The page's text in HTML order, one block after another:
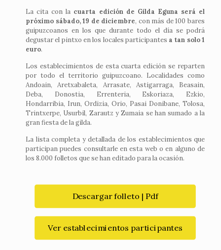
La cita con la cuarta edición de Gilda Eguna será el
próximo sábado, 19 de diciembre, con más de 100 bares
guipuzcoanos en los que durante todo el día se podrá
degustar el pintxo en los locales participantes a tan solo 1
euro.
Los establecimientos de esta cuarta edición se reparten
por todo el territorio guipuzcoano. Localidades como
Andoain, Aretxabaleta, Arrasate, Astigarraga, Beasain,
Deba, Donostia, Errenteria, Eskoriaza, Ezkio,
Hondarribia, Irun, Ordizia, Orio, Pasai Donibane, Tolosa,
Trintxerpe, Usurbil, Zarautz y Zumaia se han sumado a la
gran fiesta de la gilda.
La lista completa y detallada de los establecimientos que
participan puedes consultarle en esta web o en alguno de
los 8.000 folletos que se han editado para la ocasión.
Descargar folleto | Pdf
Ver establecimientos participantes